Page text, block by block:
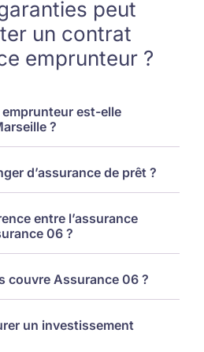
peut
un contrat
emprunteur ?
emprunteur est-elle
?
d’assurance de prêt ?
entre l’assurance
06 ?
couvre Assurance 06 ?
un investissement